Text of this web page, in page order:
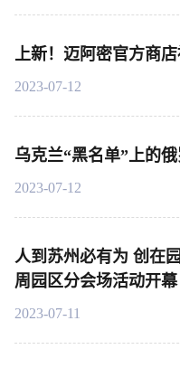
上新！迈阿密官方商
2023-07-12
乌克兰“黑名单”上的
2023-07-12
人到苏州必有为 创在
周园区分会场活动开幕
2023-07-11